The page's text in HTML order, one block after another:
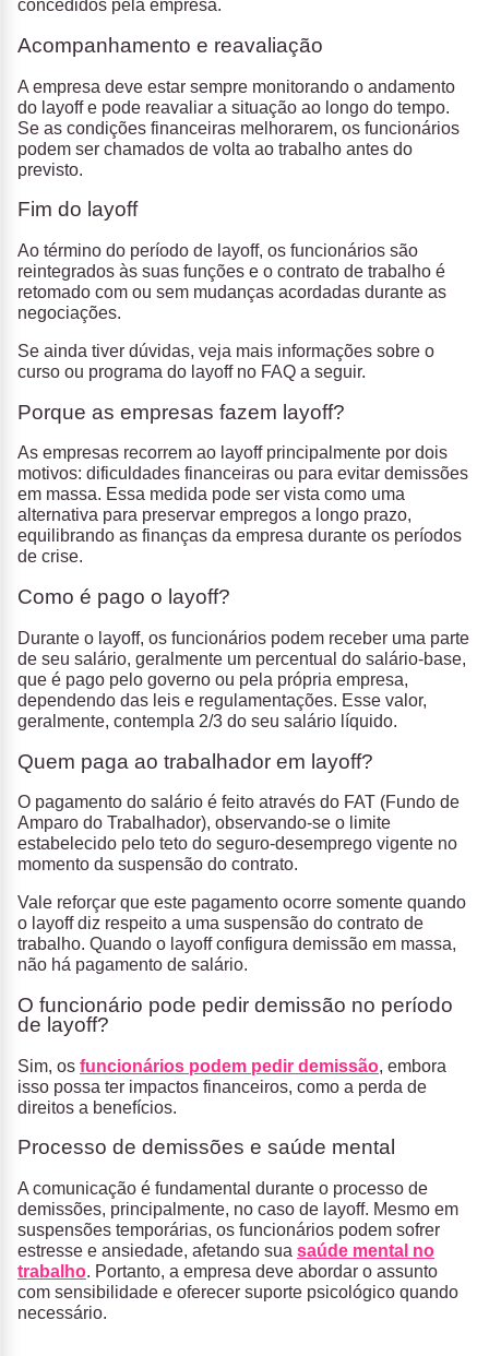
concedidos pela empresa.
Acompanhamento e reavaliação
A empresa deve estar sempre monitorando o andamento
do layoff e pode reavaliar a situação ao longo do tempo.
Se as condições financeiras melhorarem, os funcionários
podem ser chamados de volta ao trabalho antes do
previsto.
Fim do layoff
Ao término do período de layoff, os funcionários são
reintegrados às suas funções e o contrato de trabalho é
retomado com ou sem mudanças acordadas durante as
negociações.
Se ainda tiver dúvidas, veja mais informações sobre o
curso ou programa do layoff no FAQ a seguir.
Porque as empresas fazem layoff?
As empresas recorrem ao layoff principalmente por dois
motivos: dificuldades financeiras ou para evitar demissões
em massa. Essa medida pode ser vista como uma
alternativa para preservar empregos a longo prazo,
equilibrando as finanças da empresa durante os períodos
de crise.
Como é pago o layoff?
Durante o layoff, os funcionários podem receber uma parte
de seu salário, geralmente um percentual do salário-base,
que é pago pelo governo ou pela própria empresa,
dependendo das leis e regulamentações. Esse valor,
geralmente, contempla 2/3 do seu salário líquido.
Quem paga ao trabalhador em layoff?
O pagamento do salário é feito através do FAT (Fundo de
Amparo do Trabalhador), observando-se o limite
estabelecido pelo teto do seguro-desemprego vigente no
momento da suspensão do contrato.
Vale reforçar que este pagamento ocorre somente quando
o layoff diz respeito a uma suspensão do contrato de
trabalho. Quando o layoff configura demissão em massa,
não há pagamento de salário.
O funcionário pode pedir demissão no período
de layoff?
Sim, os funcionários podem pedir demissão, embora
isso possa ter impactos financeiros, como a perda de
direitos a benefícios.
Processo de demissões e saúde mental
A comunicação é fundamental durante o processo de
demissões, principalmente, no caso de layoff. Mesmo em
suspensões temporárias, os funcionários podem sofrer
estresse e ansiedade, afetando sua saúde mental no
trabalho. Portanto, a empresa deve abordar o assunto
com sensibilidade e oferecer suporte psicológico quando
necessário.